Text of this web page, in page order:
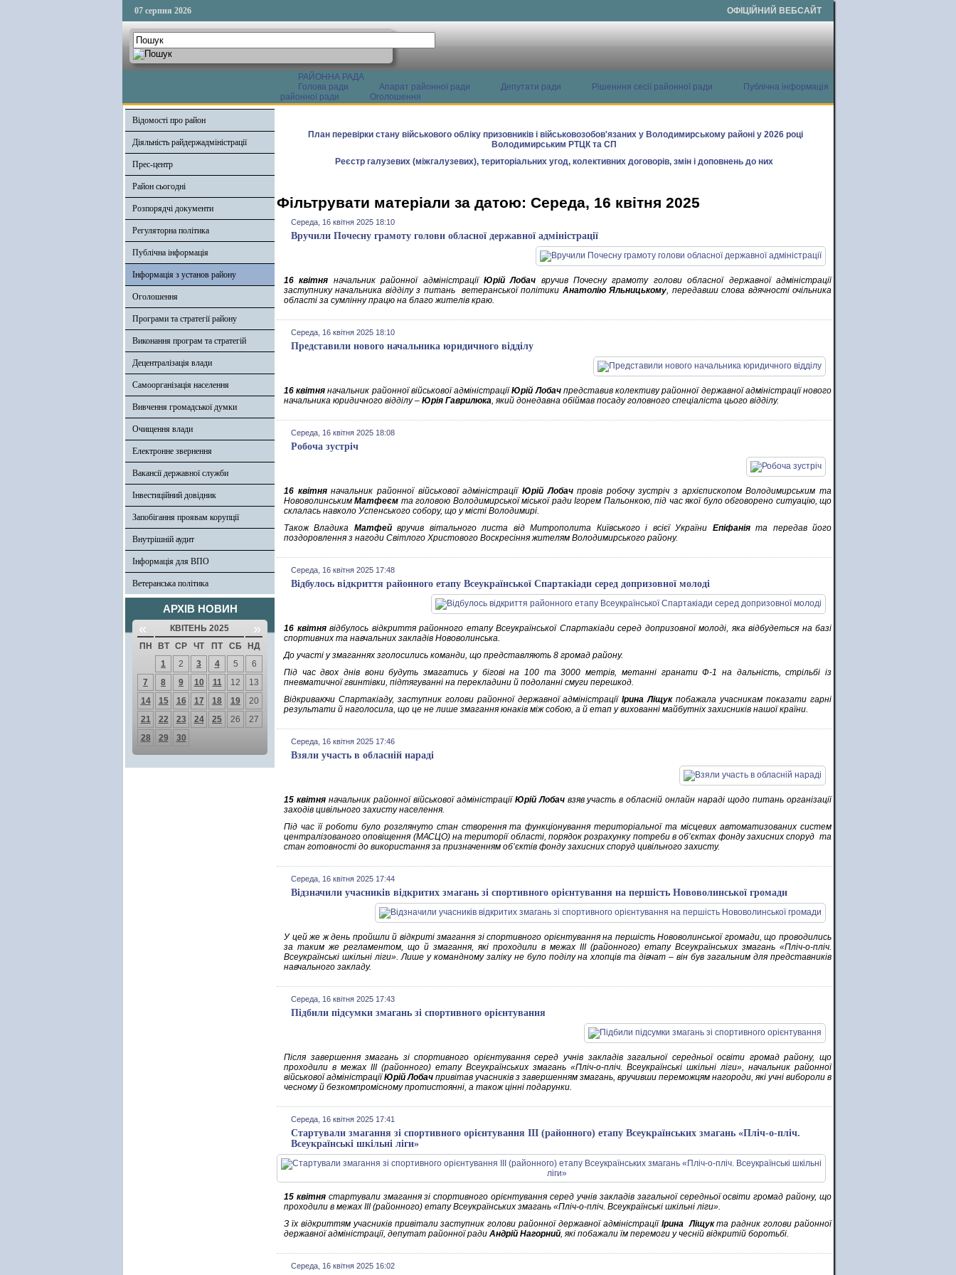
07 серпня 2026 ОФІЦІЙНИЙ ВЕБСАЙТ
РАЙОННА РАДА
Голова ради
Апарат районної ради Депутати ради Рішенння сесії районної ради
Публічна інформація
районної ради
Оголошення
Відомості про район
Діяльність райдержадміністрації
Прес-центр
Район сьогодні
Розпорядчі документи
Регуляторна політика
Публічна інформація
Інформація з установ району
Оголошення
Програми та стратегії району
Виконання програм та стратегій
Децентралізація влади
Самоорганізація населення
Вивчення громадської думки
Очищення влади
Електронне звернення
Вакансії державної служби
Інвестиційний довідник
Запобігання проявам корупції
Внутрішній аудит
Інформація для ВПО
Ветеранська політика
АРХІВ НОВИН
« КВІТЕНЬ 2025 »
ПН ВТ СР ЧТ ПТ СБ
НД
1
2 3 4 5
6
7
8 9 10 11 12
13
14
15 16 17 18 19
20
21
22 23 24 25 26
27
28
29 30
План перевірки стану військового обліку призовників і військовозобов'язаних у Володимирському районі у 2026 році
Володимирським РТЦК та СП
Реєстр галузевих (міжгалузевих), територіальних угод, колективних договорів, змін і доповнень до них
Фільтрувати матеріали за датою: Середа, 16 квітня 2025
Середа, 16 квітня 2025 18:10
Вручили Почесну грамоту голови обласної державної адміністрації
16 квітня начальник районної адміністрації Юрій Лобач вручив Почесну грамоту голови обласної державної адміністрації
заступнику начальника відділу з питань ветеранської політики Анатолію Яльницькому, передавши слова вдячності очільника
області за сумлінну працю на благо жителів краю.
Середа, 16 квітня 2025 18:10
Представили нового начальника юридичного відділу
16 квітня начальник районної військової адміністраціїЮрій Лобачпредставив колективу районної державної адміністрації нового
начальника юридичного відділу – Юрія Гаврилюка, який донедавна обіймав посаду головного спеціаліста цього відділу.
Середа, 16 квітня 2025 18:08
Робоча зустріч
16 квітняначальник районної військової адміністрації Юрій Лобачпровів робочу зустріч з архієпископом Володимирським та
НововолинськимМатфеєм та головою Володимирської міської ради Ігорем Пальонкою, під час якої було обговорено ситуацію, що
склалась навколо Успенського собору, що у місті Володимирі.
Також Владика Матфейвручив вітального листа від Митрополита Київського і всієї України Епіфаніята передав його
поздоровлення з нагоди Світлого Христового Воскресіння жителям Володимирського району.
Середа, 16 квітня 2025 17:48
Відбулось відкриття районного етапу Всеукраїнської Спартакіади серед допризовної молоді
16 квітнявідбулось відкриття районного етапу Всеукраїнської Спартакіади серед допризовної молоді, яка відбудеться на базі
спортивних та навчальних закладів Нововолинська.
До участі у змаганнях зголосились команди, що представляють 8 громад району.
Під час двох днів вони будуть змагатись у бігові на 100 та 3000 метрів, метанні гранати Ф-1 на дальність, стрільбі із
пневматичної гвинтівки, підтягуванні на перекладини й подоланні смуги перешкод.
Відкриваючи Спартакіаду, заступник голови районної державної адміністраціїІрина Ліщукпобажала учасникам показати гарні
результати й наголосила, що це не лише змагання юнаків між собою, а й етап у вихованні майбутніх захисників нашої країни.
Середа, 16 квітня 2025 17:46
Взяли участь в обласній нараді
15 квітняначальник районної військової адміністрації Юрій Лобачвзяв участь в обласній онлайн нараді щодо питань організації
заходів цивільного захисту населення.
Під час її роботи було розглянуто стан створення та функціонування територіальної та місцевих автоматизованих систем
централізованого оповіщення (МАСЦО) на території області, порядок розрахунку потреби в об’єктах фонду захисних споруд та
стан готовності до використання за призначенням об’єктів фонду захисних споруд цивільного захисту.
Середа, 16 квітня 2025 17:44
Відзначили учасників відкритих змагань зі спортивного орієнтування на першість Нововолинської громади
У цей же ж день пройшли й відкриті змагання зі спортивного орієнтування на першість Нововолинської громади, що проводились
за таким же регламентом, що й змагання, які проходили в межах ІІІ (районного) етапу Всеукраїнських змагань «Пліч-о-пліч.
Всеукраїнські шкільні ліги». Лише у командному заліку не було поділу на хлопців та дівчат – він був загальним для представників
навчального закладу.
Середа, 16 квітня 2025 17:43
Підбили підсумки змагань зі спортивного орієнтування
Після завершення змагань зі спортивного орієнтування серед учнів закладів загальної середньої освіти громад району, що
проходили в межах ІІІ (районного) етапу Всеукраїнських змагань «Пліч-о-пліч. Всеукраїнські шкільні ліги», начальник районної
військової адміністраціїЮрій Лобач привітав учасників з завершенням змагань, вручивши переможцям нагороди, які учні вибороли в
чесному й безкомпромісному протистоянні, а також цінні подарунки.
Середа, 16 квітня 2025 17:41
Стартували змагання зі спортивного орієнтування ІІІ (районного) етапу Всеукраїнських змагань «Пліч-о-пліч.
Всеукраїнські шкільні ліги»
15 квітнястартували змагання зі спортивного орієнтування серед учнів закладів загальної середньої освіти громад району, що
проходили в межах ІІІ (районного) етапу Всеукраїнських змагань «Пліч-о-пліч. Всеукраїнські шкільні ліги».
З їх відкриттям учасників привітали заступник голови районної державної адміністрації Ірина Ліщукта радник голови районної
державної адміністрації, депутат районної ради Андрій Нагорний, які побажали їм перемоги у чесній відкритій боротьбі.
Середа, 16 квітня 2025 16:02